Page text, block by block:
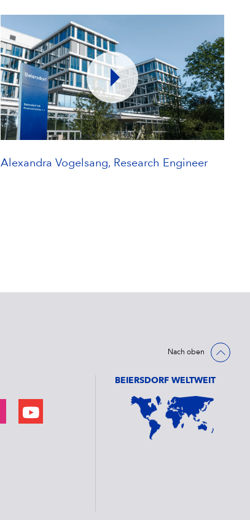
Alexandra Vogelsang, Research Engineer
Nach oben
BEIERSDORF WELTWEIT